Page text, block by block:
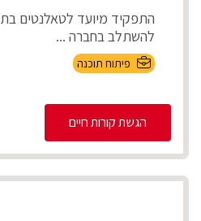
התפקיד מיועד לטאלנטים
להשתלב בחברה ...
פיתוח תוכנה
הגשת קורות חיים